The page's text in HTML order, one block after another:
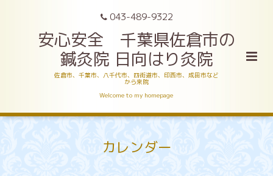
043-489-9322
安心安全 千葉県佐倉市の
鍼灸院 日向はり灸院
佐倉市、千葉市、八千代市、四街道市、印西市、成田市など
から来院
Welcome to my homepage
カレンダー